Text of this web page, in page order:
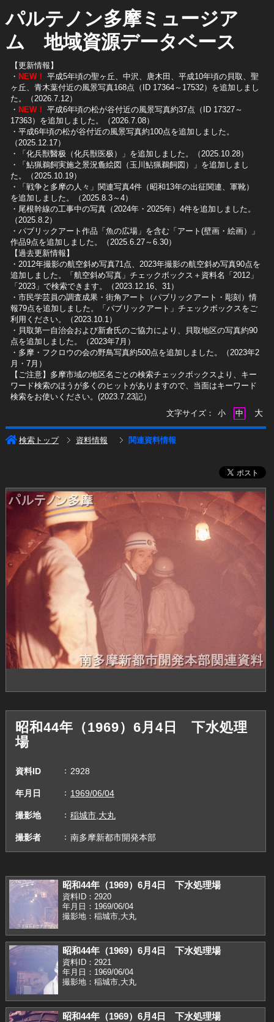
パルテノン多摩ミュージア
ム 地域資源データベース
【更新情報】
・ NEW！ 平成5年頃の聖ヶ丘、中沢、唐木田、平成10年頃の貝取、聖
ヶ丘、青木葉付近の風景写真168点（ID 17364～17532）を追加しまし
た。（2026.7.12）
・ NEW！ 平成6年頃の松が谷付近の風景写真約37点（ID 17327～
17363）を追加しました。（2026.7.08）
・平成6年頃の松が谷付近の風景写真約100点を追加しました。
（2025.12.17）
・「化兵獣醫极（化兵獣医极）」を追加しました。（2025.10.28）
・「鮎猟鵜飼実施之景況麁絵図（玉川鮎猟鵜飼図）」を追加しまし
た。（2025.10.19）
​・「戦争と多摩の人々」関連写真4件（昭和13年の出征関連、軍靴）
を追加しました。（2025.8.3～4）
​・尾根幹線の工事中の写真（2024年・2025年）4件を追加しました。
（2025.8.2）
​・パブリックアート作品「魚の広場」を含む「アート(壁画・絵画）」
作品9点を追加しました。（2025.6.27～6.30）
【過去更新情報】
・2012年撮影の航空斜め写真71点、2023年撮影の航空斜め写真90点を
追加しました。「航空斜め写真」チェックボックス＋資料名「2012」
「2023」で検索できます。（2023.12.16、31）
​・市民学芸員の調査成果・街角アート（パブリックアート・彫刻）情
報79点を追加しました。「パブリックアート」チェックボックスをご
利用ください。（2023.10.1）
・貝取第一自治会および新倉氏のご協力により、貝取地区の写真約90
点を追加しました。（2023年7月）
・多摩・フクロウの会の野鳥写真約500点を追加しました。（2023年2
月・7月）
【ご注意】多摩市域の地区名ごとの検索チェックボックスより、キー
ワード検索のほうが多くのヒットがありますので、当面はキーワード
検索をお使いください。(2023.7.23記）
文字サイズ：
小 中 大
検索トップ 資料情報 関連資料情報
昭和44年（1969）6月4日 下水処理
場
資料ID 2928
年月日 1969/06/04
撮影地 稲城市,大丸
撮影者 南多摩新都市開発本部
昭和44年（1969）6月4日 下水処理場
資料ID：2920
年月日：1969/06/04
撮影地：稲城市,大丸
昭和44年（1969）6月4日 下水処理場
資料ID：2921
年月日：1969/06/04
撮影地：稲城市,大丸
昭和44年（1969）6月4日 下水処理場